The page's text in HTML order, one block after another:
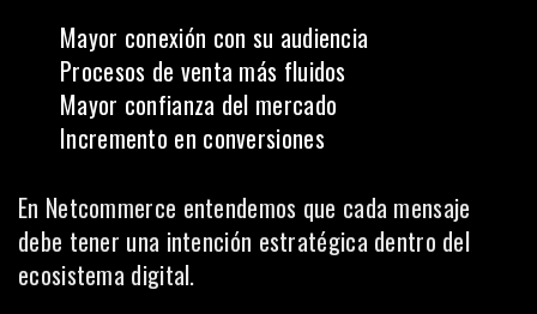
Mayor conexión con su audiencia
Procesos de venta más fluidos
Mayor confianza del mercado
Incremento en conversiones
En Netcommerce entendemos que cada mensaje
debe tener una intención estratégica dentro del
ecosistema digital.